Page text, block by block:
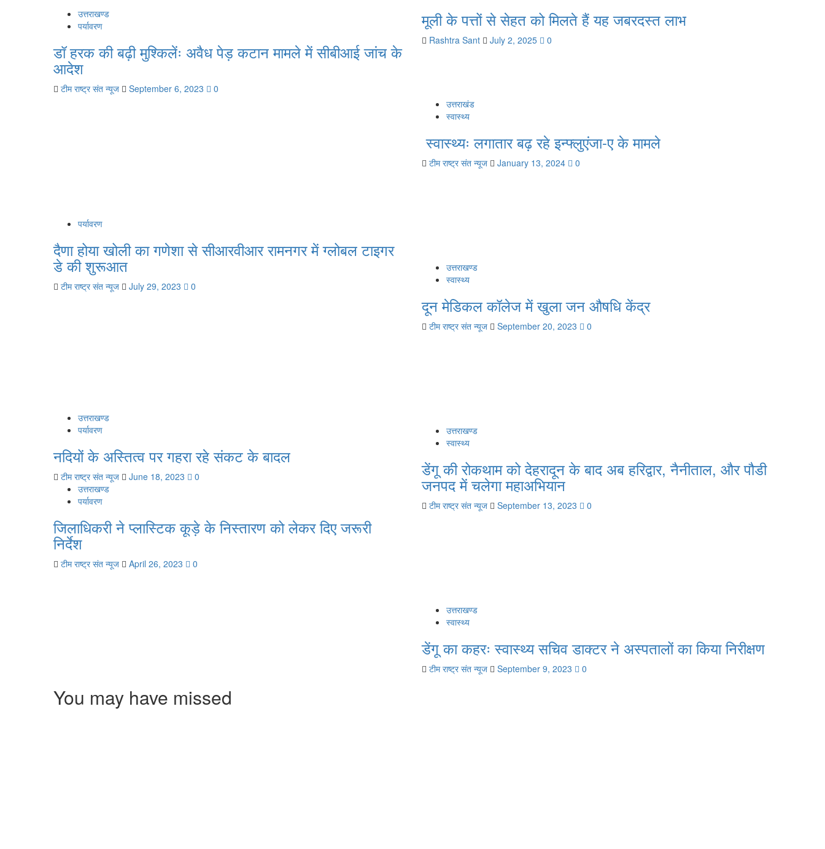
उत्तराखण्ड
पर्यावरण
डॉ हरक की बढ़ी मुश्किलेंः अवैध पेड़ कटान मामले में सीबीआई जांच के
आदेश
टीम राष्ट्र संत न्यूज September 6, 2023 0
पर्यावरण
दैणा होया खोली का गणेशा से सीआरवीआर रामनगर में ग्लोबल टाइगर
डे की शुरूआत
टीम राष्ट्र संत न्यूज July 29, 2023 0
उत्तराखण्ड
पर्यावरण
नदियों के अस्तित्व पर गहरा रहे संकट के बादल
टीम राष्ट्र संत न्यूज June 18, 2023
0
उत्तराखण्ड
पर्यावरण
जिलाधिकरी ने प्लास्टिक कूड़े के निस्तारण को लेकर दिए जरूरी
निर्देश
टीम राष्ट्र संत न्यूज April 26, 2023 0
मूली के पत्तों से सेहत को मिलते हैं यह जबरदस्त लाभ
Rashtra Sant July 2, 2025 0
उत्तराखंड
स्वास्थ्य
स्वास्थ्यः लगातार बढ़ रहे इन्फ्लुएंजा-ए के मामले
टीम राष्ट्र संत न्यूज January 13, 2024 0
उत्तराखण्ड
स्वास्थ्य
दून मेडिकल कॉलेज में खुला जन औषधि केंद्र
टीम राष्ट्र संत न्यूज September 20, 2023 0
उत्तराखण्ड
स्वास्थ्य
डेंगू की रोकथाम को देहरादून के बाद अब हरिद्वार, नैनीताल, और पौडी
जनपद में चलेगा महाअभियान
टीम राष्ट्र संत न्यूज September 13, 2023 0
उत्तराखण्ड
स्वास्थ्य
डेंगू का कहरः स्वास्थ्य सचिव डाक्टर ने अस्पतालों का किया निरीक्षण
टीम राष्ट्र संत न्यूज September 9, 2023 0
You may have missed